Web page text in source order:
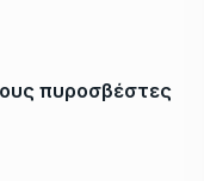
πυροσβέστες